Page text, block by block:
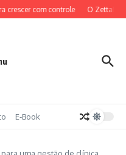
com controle O ZettaPet
E-Book